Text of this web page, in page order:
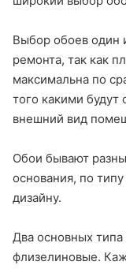
Выбор обоев один
ремонта, так как
максимальна по
того какими будут
внешний вид
Обои бывают
основания, по
дизайну.
Два основных
флизелиновые.